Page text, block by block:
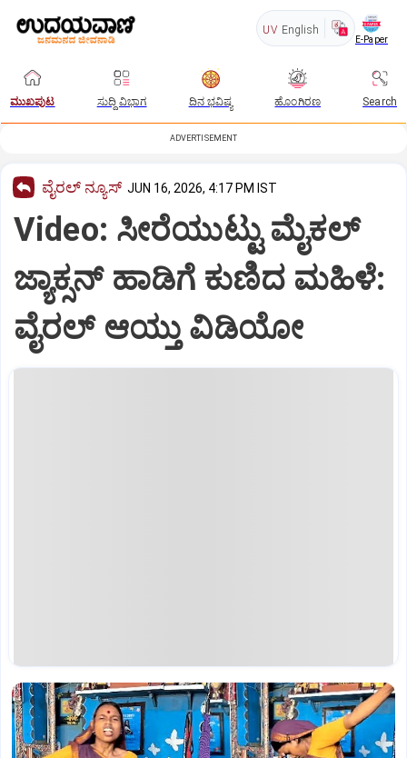
UV English
E-Paper
ಮುಖಪುಟ ಸುದ್ದಿ ವಿಭಾಗ ದಿನ ಭವಿಷ್ಯ ಹೊಂಗಿರಣ Search
ADVERTISEMENT
ವೈರಲ್ ನ್ಯೂಸ್ JUN 16, 2026, 4:17 PM IST
Video: ಸೀರೆಯುಟ್ಟು ಮೈಕಲ್‌
ಜ್ಯಾಕ್ಸನ್‌ ಹಾಡಿಗೆ ಕುಣಿದ ಮಹಿಳೆ:
ವೈರಲ್‌ ಆಯ್ತು ವಿಡಿಯೋ